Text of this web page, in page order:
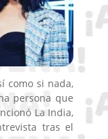
como si nada,
persona que
La India,
tras el